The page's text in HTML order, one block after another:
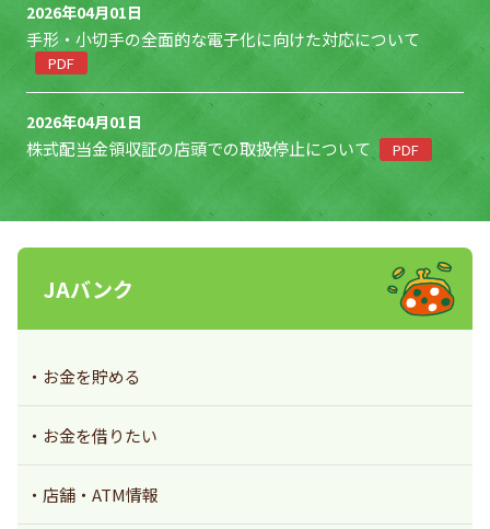
2026年04月01日
手形・小切手の全面的な電子化に向けた対応について
PDF
2026年04月01日
株式配当金領収証の店頭での取扱停止について PDF
JAバンク
お金を貯める
お金を借りたい
店舗・ATM情報